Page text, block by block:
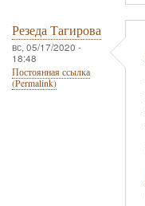
Резеда Тагирова
вс, 05/17/2020 -
18:48
Постоянная ссылка
(Permalink)